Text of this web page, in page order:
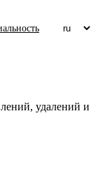
удалений и